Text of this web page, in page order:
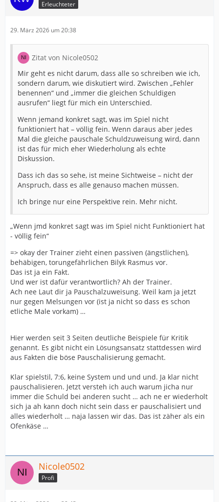
Erleuchteter
29. März 2026 um 20:38
Zitat von Nicole0502
Mir geht es nicht darum, dass alle so schreiben wie ich,
sondern darum, wie diskutiert wird. Zwischen „Fehler
benennen“ und „immer die gleichen Schuldigen
ausrufen“ liegt für mich ein Unterschied.
Wenn jemand konkret sagt, was im Spiel nicht
funktioniert hat – völlig fein. Wenn daraus aber jedes
Mal die gleiche pauschale Schuldzuweisung wird, dann
ist das für mich eher Wiederholung als echte
Diskussion.
Dass ich das so sehe, ist meine Sichtweise – nicht der
Anspruch, dass es alle genauso machen müssen.
Ich bringe nur eine Perspektive rein. Mehr nicht.
„Wenn jmd konkret sagt was im Spiel nicht Funktioniert hat
- völlig fein“
=> okay der Trainer zieht einen passiven (ängstlichen),
behäbigen, torungefährlichen Bilyk Rasmus vor.
Das ist ja ein Fakt.
Und wer ist dafür verantwortlich? Ah der Trainer.
Ach nee Laut dir ja Pauschalzuweisung. Weil kam ja jetzt
nur gegen Melsungen vor (ist ja nicht so dass es schon
etliche Male vorkam) …
Hier werden seit 3 Seiten deutliche Beispiele für Kritik
genannt. Es gibt nicht ein Lösungsansatz stattdessen wird
aus Fakten die böse Pauschalisierung gemacht.
Klar spielstil, 7:6, keine System und und und. Ja klar nicht
pauschalisieren. Jetzt versteh ich auch warum jicha nur
immer die Schuld bei anderen sucht … ach ne er wiederholt
sich ja ah kann doch nicht sein dass er pauschalisiert und
alles wiederholt … naja lassen wir das. Das ist zäher als ein
Ofenkäse …
Nicole0502
Profi